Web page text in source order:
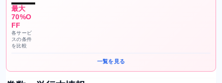
最大
70%O
FF
各サービ
スの条件
を比較
一覧を見る